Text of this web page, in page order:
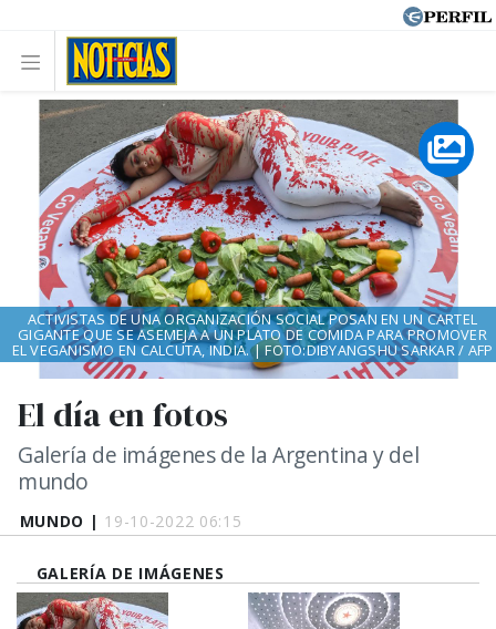
MUNDO | 19-10-2022 06:15
El día en fotos
Galería de imágenes de la Argentina y del
mundo
ACTIVISTAS DE UNA ORGANIZACIÓN SOCIAL POSAN EN UN CARTEL
GIGANTE QUE SE ASEMEJA A UN PLATO DE COMIDA PARA PROMOVER
EL VEGANISMO EN CALCUTA, INDIA. | FOTO:DIBYANGSHU SARKAR / AFP
GALERÍA DE IMÁGENES